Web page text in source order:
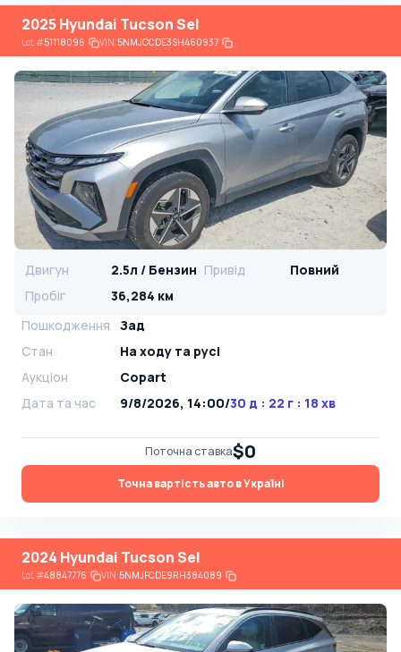
2025 Hyundai Tucson Sel
Lot#51118096 VIN:5NMJCCDE3SH460937
Двигун 2.5л / Бензин Привід
Повний
Пробіг
36,284 км
Пошкодження
Зад
Стан
На ​​ходу та русі
Аукціон
Copart
Дата та час
9/8/2026, 14:00/30 д : 22 г : 18 хв
Поточна ставка$0
Точна вартість авто в Україні
2024 Hyundai Tucson Sel
Lot#48847776 VIN:5NMJFCDE9RH384089